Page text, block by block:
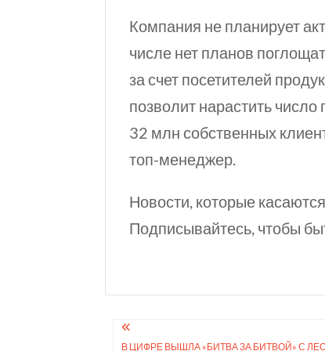
Компания не планирует
числе нет планов
за счет посетителей
позволит нарастить
32 млн собственных
топ-менеджер.
Новости, которые
Подписывайтесь, чтобы
Навигация
В ЦИФРЕ ВЫШЛА «БИТВА ЗА БИТВОЙ» С